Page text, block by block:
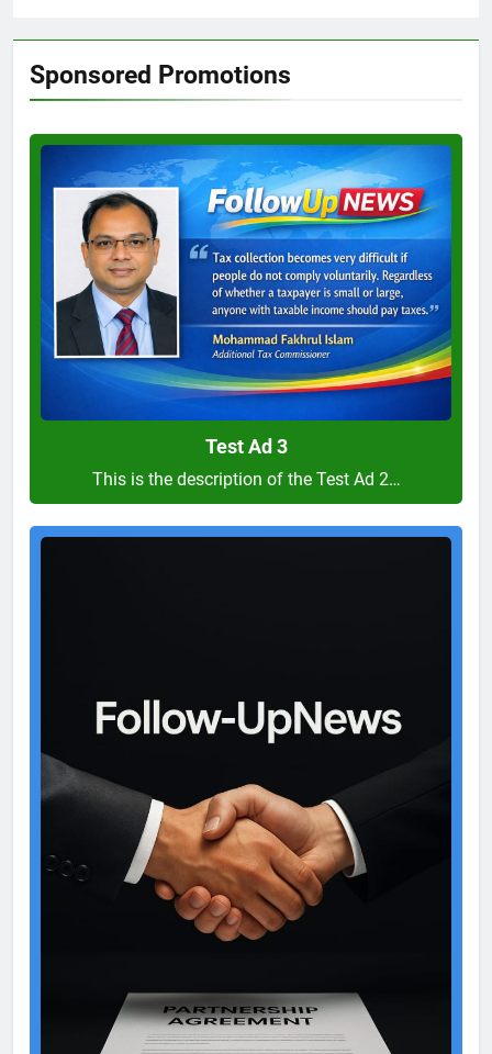
Sponsored Promotions
Test
Ad
3
Test Ad 3
This is the description of the Test Ad 2…